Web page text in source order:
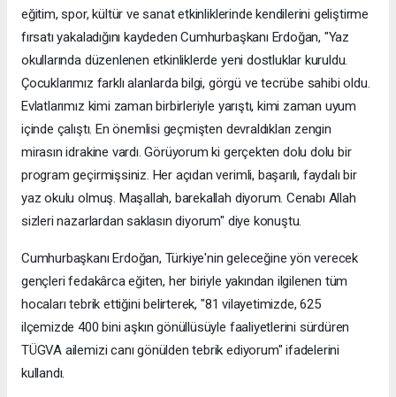
eğitim, spor, kültür ve sanat etkinliklerinde kendilerini geliştirme
fırsatı yakaladığını kaydeden Cumhurbaşkanı Erdoğan, "Yaz
okullarında düzenlenen etkinliklerde yeni dostluklar kuruldu.
Çocuklarımız farklı alanlarda bilgi, görgü ve tecrübe sahibi oldu.
Evlatlarımız kimi zaman birbirleriyle yarıştı, kimi zaman uyum
içinde çalıştı. En önemlisi geçmişten devraldıkları zengin
mirasın idrakine vardı. Görüyorum ki gerçekten dolu dolu bir
program geçirmişsiniz. Her açıdan verimli, başarılı, faydalı bir
yaz okulu olmuş. Maşallah, barekallah diyorum. Cenabı Allah
sizleri nazarlardan saklasın diyorum" diye konuştu.
Cumhurbaşkanı Erdoğan, Türkiye'nin geleceğine yön verecek
gençleri fedakârca eğiten, her biriyle yakından ilgilenen tüm
hocaları tebrik ettiğini belirterek, "81 vilayetimizde, 625
ilçemizde 400 bini aşkın gönüllüsüyle faaliyetlerini sürdüren
TÜGVA ailemizi canı gönülden tebrik ediyorum" ifadelerini
kullandı.